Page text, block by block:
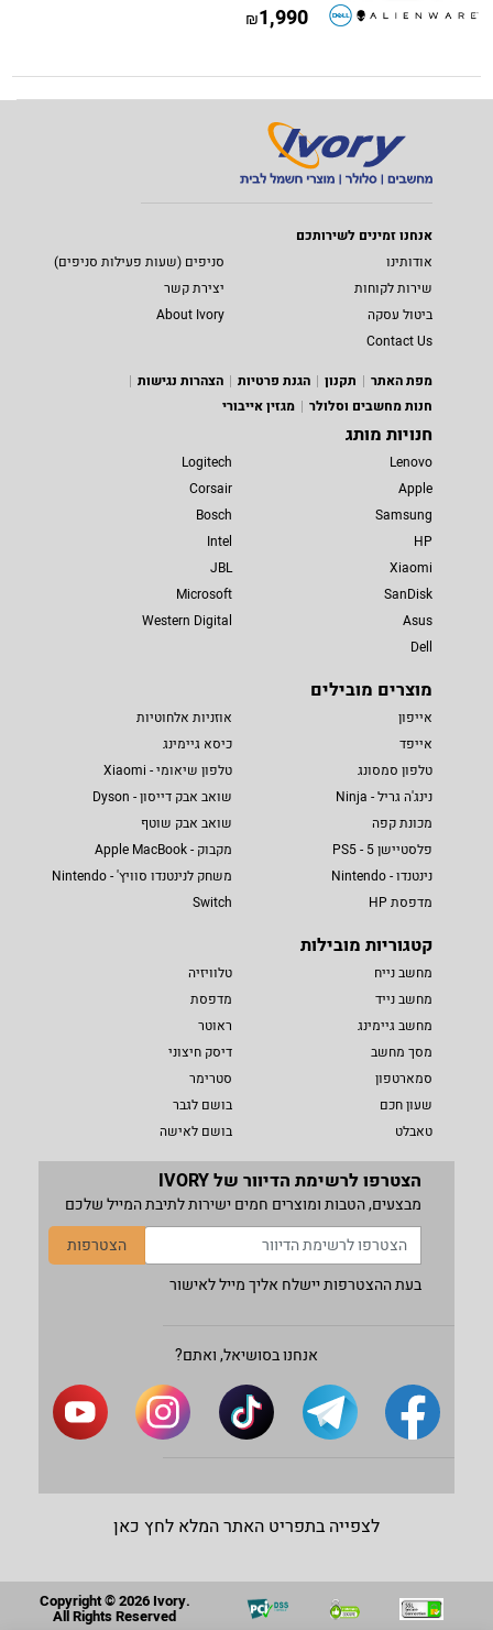
1,990
₪
אנחנו זמינים לשירותכם
אודותינו
סניפים (שעות פעילות סניפים)
שירות לקוחות
יצירת קשר
ביטול עסקה
About Ivory
Contact Us
מפת האתר
תקנון הגנת פרטיות
הצהרות נגישות
חנות מחשבים וסלולר
מגזין אייבורי
חנויות מותג
Lenovo
Apple
Samsung
HP
Xiaomi
SanDisk
Asus
Dell
Logitech
Corsair
Bosch
Intel
JBL
Microsoft
Western Digital
מוצרים מובילים
אייפון
אייפד
טלפון סמסונג
נינג'ה גריל - Ninja
מכונת קפה
פלסטיישן 5 - PS5
נינטנדו - Nintendo
מדפסת HP
אוזניות אלחוטיות
כיסא גיימינג
טלפון שיאומי - Xiaomi
שואב אבק דייסון - Dyson
שואב אבק שוטף
מקבוק - Apple MacBook
משחק לנינטנדו סוויץ' - Nintendo
Switch
קטגוריות מובילות
מחשב נייח
מחשב נייד
מחשב גיימינג
מסך מחשב
סמארטפון
שעון חכם
טאבלט
טלוויזיה
מדפסת
ראוטר
דיסק חיצוני
סטרימר
בושם לגבר
בושם לאישה
הצטרפו לרשימת הדיוור של IVORY
מבצעים, הטבות ומוצרים חמים ישירות לתיבת המייל שלכם
הצטרפות
בעת ההצטרפות יישלח אליך מייל לאישור
אנחנו בסושיאל, ואתם?
לצפייה בתפריט האתר המלא לחץ כאן
Copyright © 2026 Ivory.
All Rights Reserved